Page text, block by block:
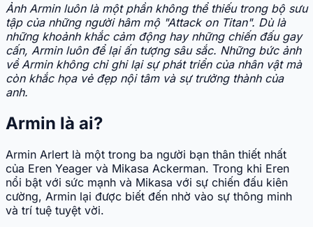
Ảnh Armin luôn là một phần không thể thiếu trong bộ sưu
tập của những người hâm mộ "Attack on Titan". Dù là
những khoảnh khắc cảm động hay những chiến đấu gay
cấn, Armin luôn để lại ấn tượng sâu sắc. Những bức ảnh
về Armin không chỉ ghi lại sự phát triển của nhân vật mà
còn khắc họa vẻ đẹp nội tâm và sự trưởng thành của
anh.
Armin là ai?
Armin Arlert là một trong ba người bạn thân thiết nhất
của Eren Yeager và Mikasa Ackerman. Trong khi Eren
nổi bật với sức mạnh và Mikasa với sự chiến đấu kiên
cường, Armin lại được biết đến nhờ vào sự thông minh
và trí tuệ tuyệt vời.